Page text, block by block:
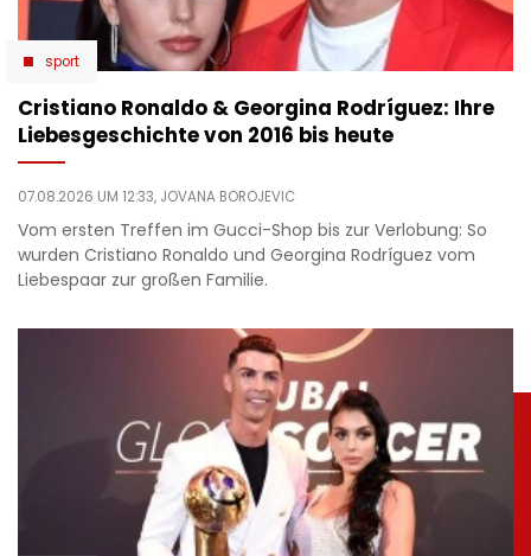
sport
Cristiano Ronaldo & Georgina Rodríguez: Ihre
Liebesgeschichte von 2016 bis heute
07.08.2026 UM 12:33, JOVANA BOROJEVIC
Vom ersten Treffen im Gucci-Shop bis zur Verlobung: So
wurden Cristiano Ronaldo und Georgina Rodríguez vom
Liebespaar zur großen Familie.